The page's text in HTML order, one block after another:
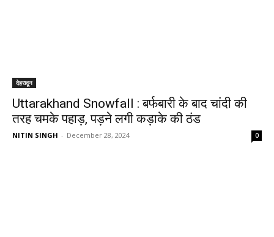
देहरादून
Uttarakhand Snowfall : बर्फबारी के बाद चांदी की
तरह चमके पहाड़, पड़ने लगी कड़ाके की ठंड
NITIN SINGH - December 28, 2024 0